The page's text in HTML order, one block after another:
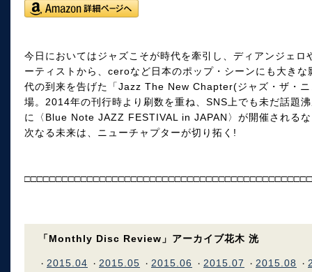
今日においてはジャズこそが時代を牽引し、ディアンジェ
ーティストから、ceroなど日本のポップ・シーンにも大き
代の到来を告げた「Jazz The New Chapter(ジャズ・ザ・
場。2014年の刊行時より刷数を重ね、SNS上でも未だ話題
に〈Blue Note JAZZ FESTIVAL in JAPAN〉が開催される
次なる未来は、ニューチャプターが切り拓く!
「Monthly Disc Review」アーカイブ花木 洸
・ 2015.04 ・ 2015.05 ・ 2015.06 ・ 2015.07 ・ 2015.08 ・